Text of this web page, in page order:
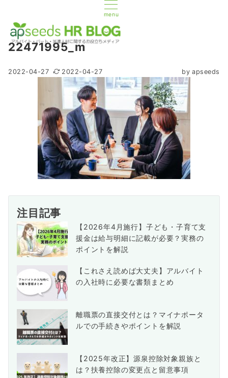
menu
22471995_m
2022-04-27 2022-04-27 by apseeds
注目記事
【2026年4月施行】子ども・子育て支
援金は給与明細に記載が必要？実務の
ポイントを解説
【これさえ読めば大丈夫】アルバイト
の入社時に必要な書類まとめ
離職票の直接交付とは？マイナポータ
ルでの手続きやポイントを解説
【2025年改正】源泉控除対象親族と
は？扶養控除の変更点と留意事項